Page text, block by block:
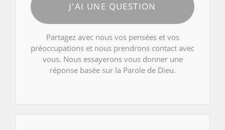
J'AI UNE QUESTION
Partagez avec nous vos pensées et vos
préoccupations et nous prendrons contact avec
vous. Nous essayerons vous donner une
réponse basée sur la Parole de Dieu.